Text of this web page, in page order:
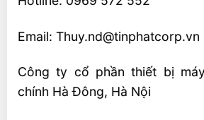
Email: Thuy.nd@tinphatcorp.vn
Công ty cổ phần thiết bị
chính Hà Đông, Hà Nội